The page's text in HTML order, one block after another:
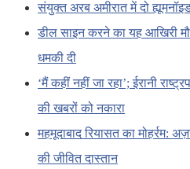
संयुक्त अरब अमीरात में दो
डील साइन करने का यह आखिरी
धमकी दी
‘मैं कहीं नहीं जा रहा’; ईरानी
की खबरों को नकारा
महमूदाबाद रियासत का मोहर्रम:
की जीवित दास्तान